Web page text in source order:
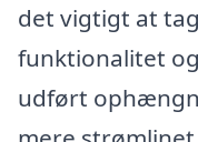
det vigtigt at
funktionalitet
udført